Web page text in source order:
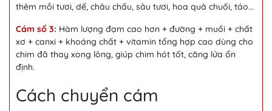
thêm mồi tươi, dế, châu chấu, sâu tươi, hoa quả chuối, táo...
Cám số 3: Hàm lượng đạm cao hơn + đường + muối + chất
xơ + canxi + khoáng chất + vitamin tổng hợp cao dùng cho
chim đã thay xong lông, giúp chim hót tốt, căng lửa ổn
định.
Cách chuyển cám